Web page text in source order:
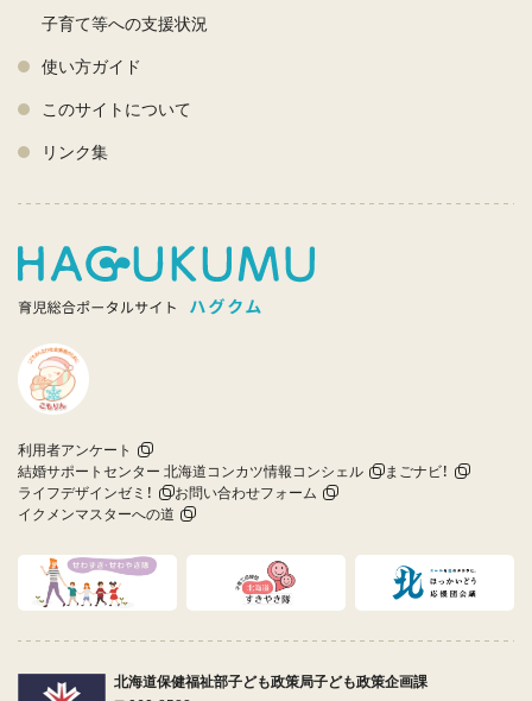
子育て等への支援状況
使い方ガイド
このサイトについて
リンク集
利用者アンケート
結婚サポートセンター 北海道コンカツ情報コンシェル
まごナビ！
ライフデザインゼミ！
お問い合わせフォーム
イクメンマスターへの道
北海道保健福祉部子ども政策局子ども政策企画課